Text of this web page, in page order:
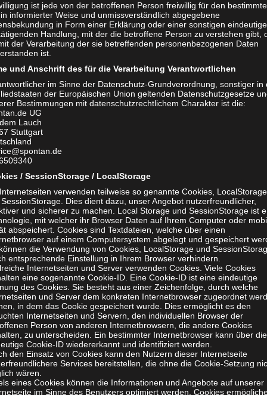
AMG GT Black Series – Innenraum Design – Foto von
die AMG Black Series?
und grenzenlose Performance — das
von Mercedes-AMG. Seit 2006 bekommen nur
die begehrte Krone „Black Series“ verliehen. So
mercedes-amg.com
Mercedes-AMG
ist jede von der betroffenen Person freiwillig für den
informierter Weise und unmissverständlich abgegebene
in Form einer Erklärung oder einer sonstigen
Handlung, mit der die betroffene Person zu verstehen gibt,
der Verarbeitung der sie betreffenden personenbezogenen Daten
ist.
und Anschrift des für die Verarbeitung Verantwortlichen
im Sinne der Datenschutz-Grundverordnung, sonstiger in
der Europäischen Union geltenden Datenschutzgesetze
Bestimmungen mit datenschutzrechtlichem Charakter ist die:
UG
Lauch
Stuttgart
/ SessionStorage / LocalStorage
verwenden teilweise so genannte Cookies, LocalStorage
Dies dient dazu, unser Angebot nutzerfreundlicher,
und sicherer zu machen. Local Storage und SessionStorage ist
mit welcher ihr Browser Daten auf Ihrem Computer oder
abspeichert. Cookies sind Textdateien, welche über einen
auf einem Computersystem abgelegt und gespeichert
die Verwendung von Cookies, LocalStorage und
entsprechende Einstellung in Ihrem Browser verhindern.
Internetseiten und Server verwenden Cookies. Viele Cookies
eine sogenannte Cookie-ID. Eine Cookie-ID ist eine eindeutige
des Cookies. Sie besteht aus einer Zeichenfolge, durch welche
und Server dem konkreten Internetbrowser zugeordnet
in dem das Cookie gespeichert wurde. Dies ermöglicht es den
Internetseiten und Servern, den individuellen Browser der
Person von anderen Internetbrowsern, die andere Cookies
zu unterscheiden. Ein bestimmter Internetbrowser kann über die
Cookie-ID wiedererkannt und identifiziert werden.
den Einsatz von Cookies kann den Nutzern dieser Internetseite
Services bereitstellen, die ohne die Cookie-Setzung
wären.
eines Cookies können die Informationen und Angebote auf unserer
im Sinne des Benutzers optimiert werden. Cookies